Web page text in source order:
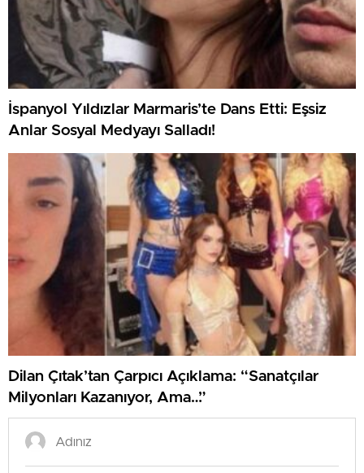
İspanyol Yıldızlar Marmaris’te Dans Etti: Eşsiz
Anlar Sosyal Medyayı Salladı!
Dilan Çıtak’tan Çarpıcı Açıklama: “Sanatçılar
Milyonları Kazanıyor, Ama…”